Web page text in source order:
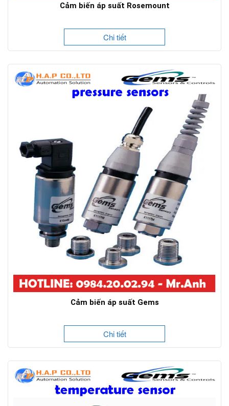
Cảm biến áp suất Rosemount
Chi tiết
Cảm biến áp suất Gems
Chi tiết